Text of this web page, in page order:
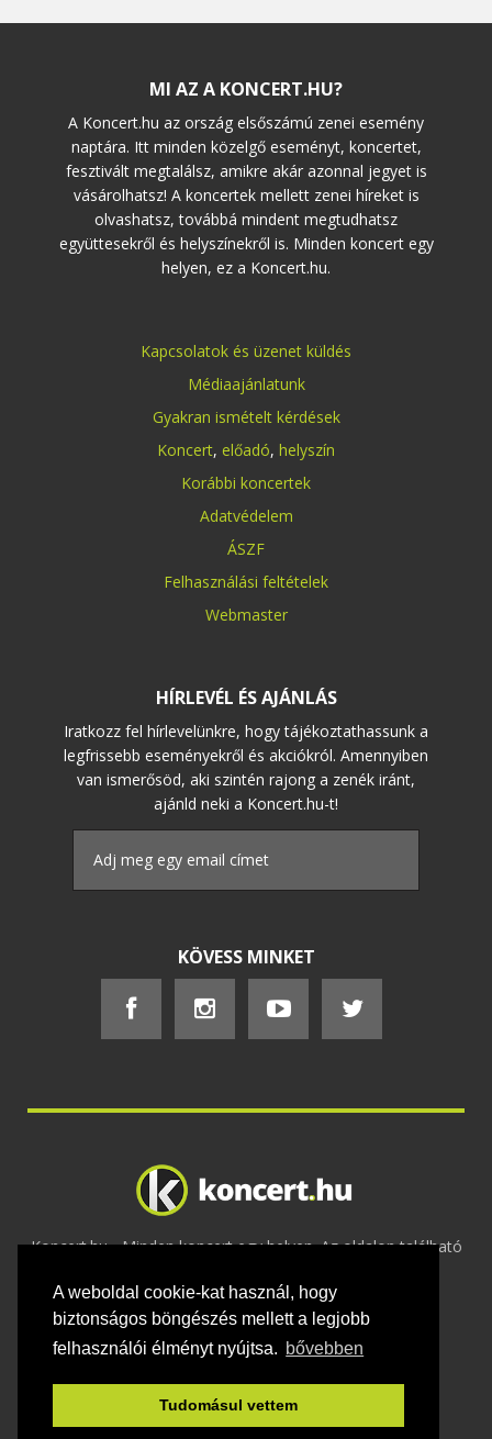
A weboldal cookie-kat használ, hogy
biztonságos böngészés mellett a legjobb
felhasználói élményt nyújtsa. bővebben
Tudomásul vettem
MI AZ A KONCERT.HU?
A Koncert.hu az ország elsőszámú zenei esemény
naptára. Itt minden közelgő eseményt, koncertet,
fesztivált megtalálsz, amikre akár azonnal jegyet is
vásárolhatsz! A koncertek mellett zenei híreket is
olvashatsz, továbbá mindent megtudhatsz
együttesekről és helyszínekről is. Minden koncert egy
helyen, ez a Koncert.hu.
Kapcsolatok és üzenet küldés
Médiaajánlatunk
Gyakran ismételt kérdések
Koncert, előadó, helyszín
Korábbi koncertek
Adatvédelem
ÁSZF
Felhasználási feltételek
Webmaster
HÍRLEVÉL ÉS AJÁNLÁS
Iratkozz fel hírlevelünkre, hogy tájékoztathassunk a
legfrissebb eseményekről és akciókról. Amennyiben
van ismerősöd, aki szintén rajong a zenék iránt,
ajánld neki a Koncert.hu-t!
KÖVESS MINKET
Koncert.hu - Minden koncert egy helyen. Az oldalon található
2020 Adatvédelem-ÁSZF-Felhasználási
feltételek-Webmaster- Kapcsolat és üzenet küldés